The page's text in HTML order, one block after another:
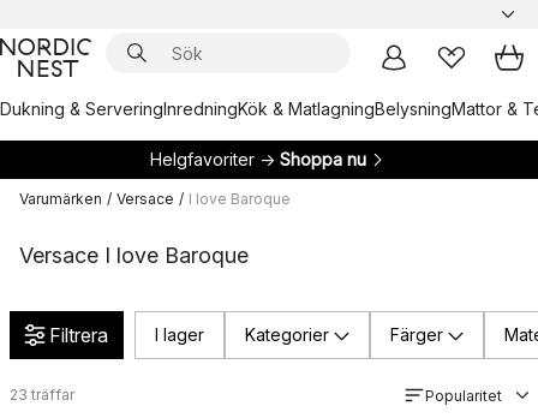
Dukning & ServeringInredningKök & MatlagningBelysningMattor &
Helgfavoriter → Shoppa nu
Varumärken / Versace / I love Baroque
Versace I love Baroque
Filtrera I lager Kategorier Färger
23 träffar Popularitet